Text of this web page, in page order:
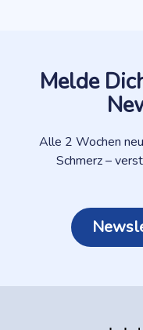
Melde
Alle 2 Wochen
Schmerz –